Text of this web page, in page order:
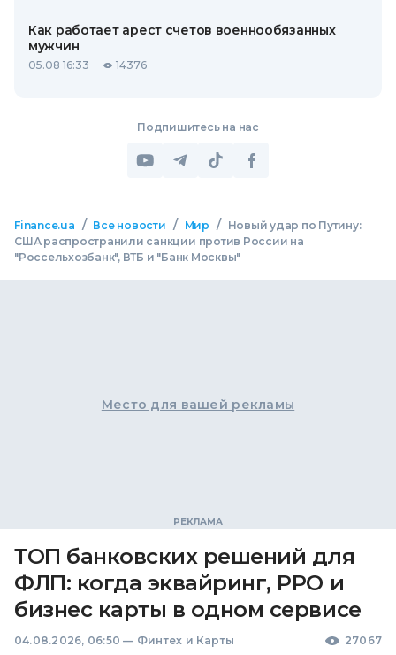
Как работает арест счетов военнообязанных
мужчин
05.08 16:33 14376
Подпишитесь на нас
Finance.ua / Все новости / Мир /
Новый удар по Путину:
США распространили санкции против России на
"Россельхозбанк", ВТБ и "Банк Москвы"
Место для вашей рекламы
ТОП банковских решений для
ФЛП: когда эквайринг, РРО и
бизнес карты в одном сервисе
04.08.2026, 06:50 — Финтех и Карты 27067